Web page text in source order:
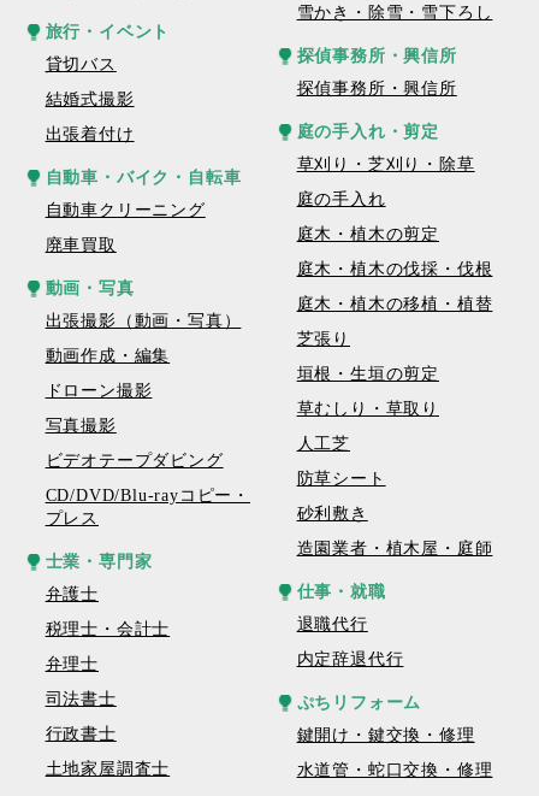
旅行・イベント
貸切バス
結婚式撮影
出張着付け
自動車・バイク・自転車
自動車クリーニング
廃車買取
動画・写真
出張撮影（動画・写真）
動画作成・編集
ドローン撮影
写真撮影
ビデオテープダビング
CD/DVD/Blu-rayコピー・
プレス
士業・専門家
弁護士
税理士・会計士
弁理士
司法書士
行政書士
土地家屋調査士
雪かき・除雪・雪下ろし
探偵事務所・興信所
探偵事務所・興信所
庭の手入れ・剪定
草刈り・芝刈り・除草
庭の手入れ
庭木・植木の剪定
庭木・植木の伐採・伐根
庭木・植木の移植・植替
芝張り
垣根・生垣の剪定
草むしり・草取り
人工芝
防草シート
砂利敷き
造園業者・植木屋・庭師
仕事・就職
退職代行
内定辞退代行
ぷちリフォーム
鍵開け・鍵交換・修理
水道管・蛇口交換・修理